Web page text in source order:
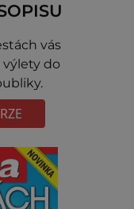
vás
výlety do